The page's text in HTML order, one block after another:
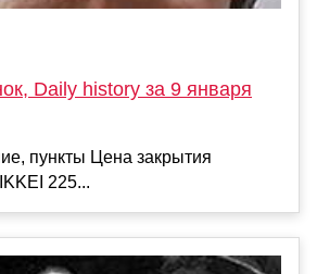
Daily history за 9 января
пункты Цена закрытия
225...